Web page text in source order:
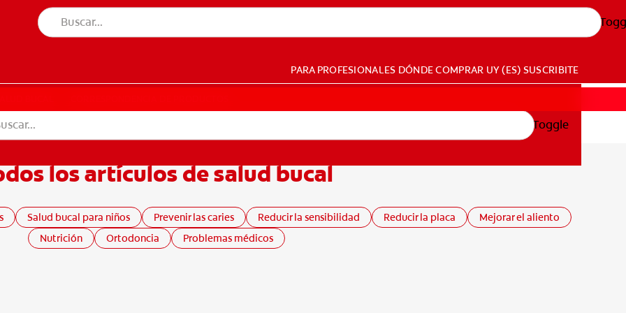
SUSCRIBITE
PARA PROFESIONALES DÓNDE COMPRAR UY (ES) SUSCRIBITE
BUCAL
Toggle
los artículos de salud bucal
Salud bucal para niños Prevenir las caries Reducir la sensibilidad Reducir la placa
Mejorar el aliento
Nutrición
Ortodoncia Problemas médicos